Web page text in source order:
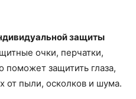
защиты
очки, перчатки,
поможет защитить глаза,
от пыли, осколков и шума.